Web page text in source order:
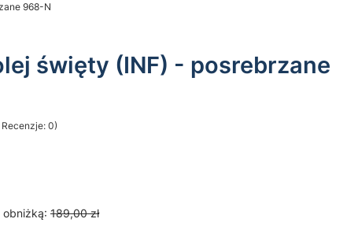
968-N
święty (INF) - posrebrzane
0)
Opinie
189,00 zł